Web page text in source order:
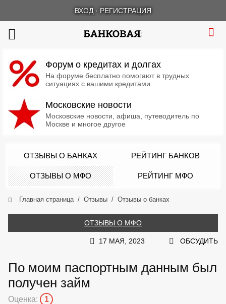
ВХОД · РЕГИСТРАЦИЯ
Форум о кредитах и долгах
На форуме бесплатно помогают в трудных
ситуациях с вашими кредитами
Московские новости
Московские новости, афиша, путеводитель по
Москве и многое другое
ОТЗЫВЫ О БАНКАХ РЕЙТИНГ БАНКОВ
ОТЗЫВЫ О МФО РЕЙТИНГ МФО
Главная страница Отзывы Отзывы о банках
ОТЗЫВЫ О МФО
17 МАЯ, 2023 ОБСУДИТЬ
По моим паспортным данным был
получен займ
Оценка: 1